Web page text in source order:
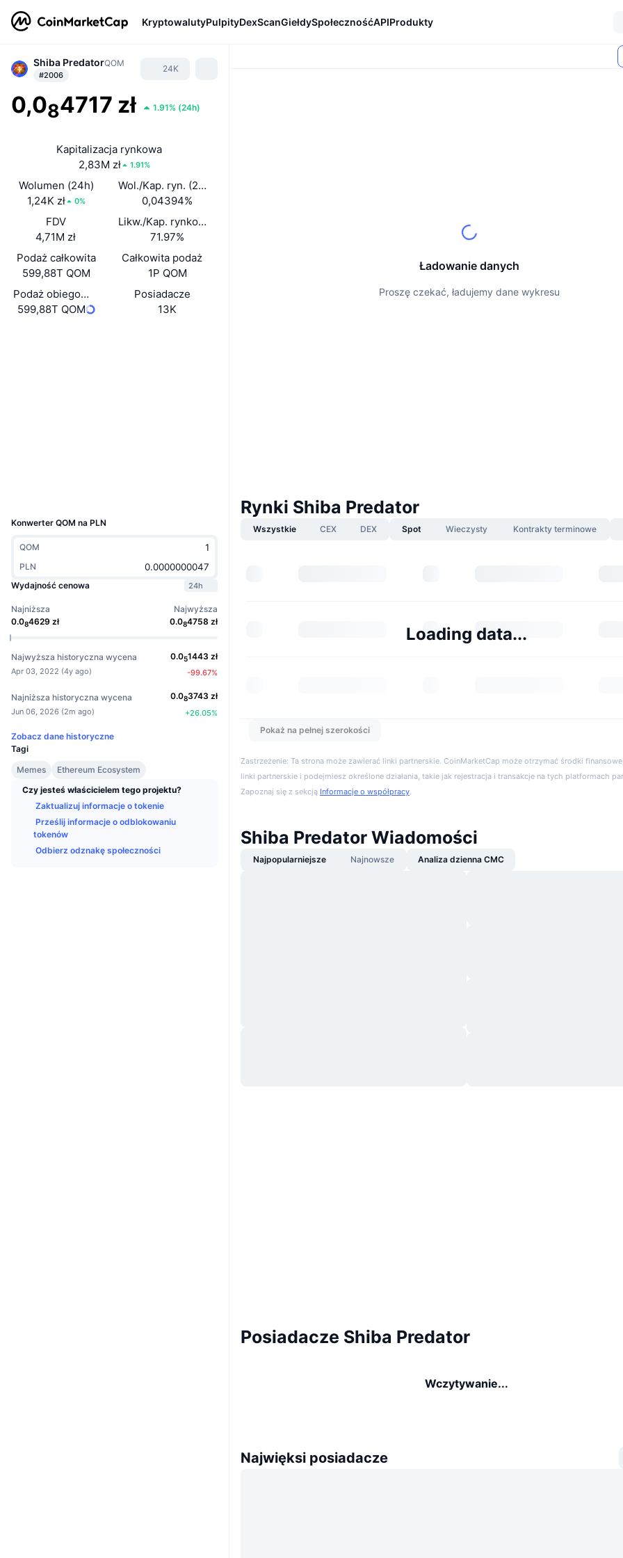
KryptowalutyPulpityDexScanGiełdySpołecznośćAPIProdukty
Shiba PredatorQOM
#2006
24K
0,084717 zł 1.91% (24h)
Kapitalizacja rynkowa
2,83M zł
1.91%
Wolumen (24h)
1,24K zł
0%
Wol./Kap. ryn. (24 h)
0,04394%
FDV
4,71M zł
Likw./Kap. rynkowa
71.97%
Podaż całkowita
599,88T QOM
Całkowita podaż
1P QOM
Podaż obiegowa
599,88T QOM
Posiadacze
13K
Konwerter QOM na PLN
QOM
PLN
Wydajność cenowa
24h
Najniższa
0.084629 zł
Najwyższa
0.084758 zł
Najwyższa historyczna wycena
Apr 03, 2022 (4y ago)
0.051443 zł
-99.67%
Najniższa historyczna wycena
Jun 06, 2026 (2m ago)
0.083743 zł
+26.05%
Zobacz dane historyczne
Tagi
Memes
Ethereum Ecosystem
Czy jesteś właścicielem tego projektu?
Zaktualizuj informacje o tokenie
Prześlij informacje o odblokowaniu
tokenów
Odbierz odznakę społeczności
Ładowanie danych
Proszę czekać, ładujemy dane wykresu
Rynki Shiba Predator
Wszystkie CEX DEX Spot Wieczysty Kontrakty terminowe
Loading data...
Pokaż na pełnej szerokości
Zastrzeżenie: Ta strona może zawierać linki partnerskie. CoinMarketCap może otrzymać środki
linki partnerskie i podejmiesz określone działania, takie jak rejestracja i transakcje na tych platformach
Zapoznaj się z sekcją Informacje o współpracy.
Shiba Predator Wiadomości
Najpopularniejsze Najnowsze Analiza dzienna CMC
Posiadacze Shiba Predator
Wczytywanie...
Najwięksi posiadacze